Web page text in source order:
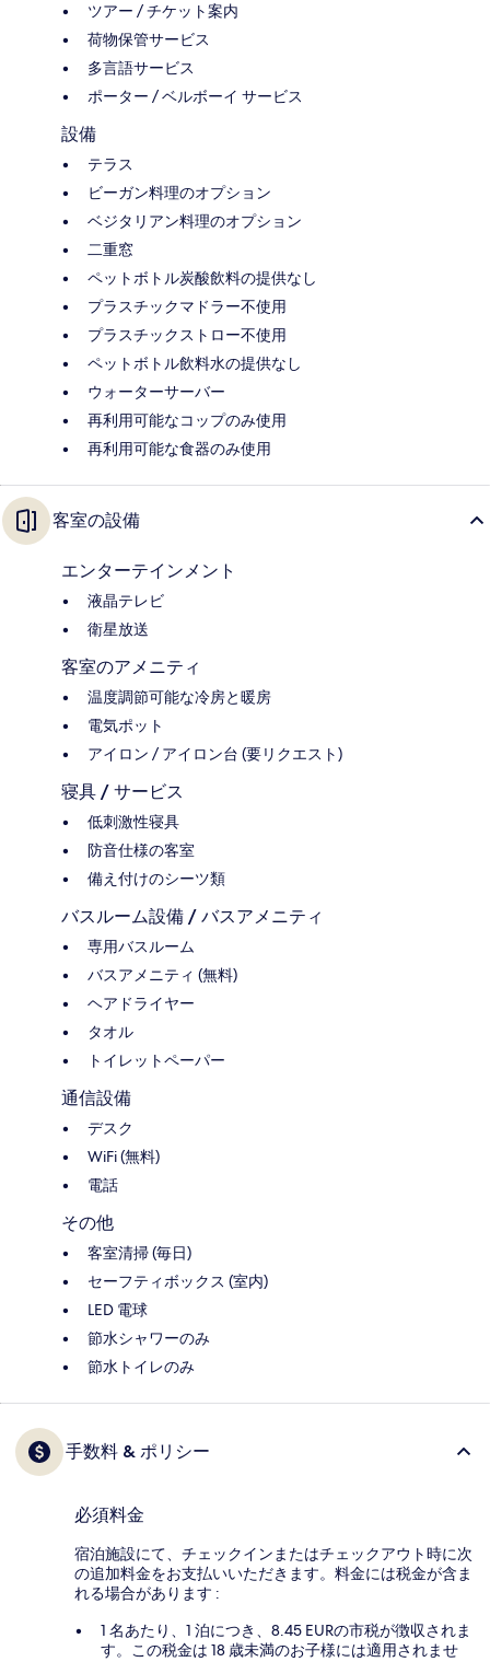
ツアー / チケット案内
荷物保管サービス
多言語サービス
ポーター / ベルボーイ サービス
設備
テラス
ビーガン料理のオプション
ベジタリアン料理のオプション
二重窓
ペットボトル炭酸飲料の提供なし
プラスチックマドラー不使用
プラスチックストロー不使用
ペットボトル飲料水の提供なし
ウォーターサーバー
再利用可能なコップのみ使用
再利用可能な食器のみ使用
客室の設備
エンターテインメント
液晶テレビ
衛星放送
客室のアメニティ
温度調節可能な冷房と暖房
電気ポット
アイロン / アイロン台 (要リクエスト)
寝具 / サービス
低刺激性寝具
防音仕様の客室
備え付けのシーツ類
バスルーム設備 / バスアメニティ
専用バスルーム
バスアメニティ (無料)
ヘアドライヤー
タオル
トイレットペーパー
通信設備
デスク
WiFi (無料)
電話
その他
客室清掃 (毎日)
セーフティボックス (室内)
LED 電球
節水シャワーのみ
節水トイレのみ
手数料 & ポリシー
必須料金
宿泊施設にて、チェックインまたはチェックアウト時に次
の追加料金をお支払いいただきます。料金には税金が含ま
れる場合があります :
1 名あたり、1 泊につき、8.45 EURの市税が徴収されま
す。この税金は 18 歳未満のお子様には適用されませ